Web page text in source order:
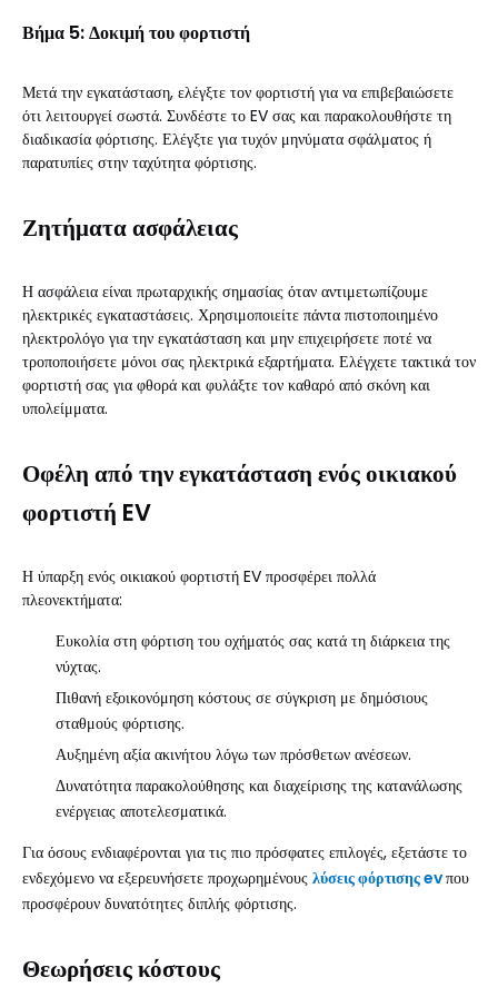
Βήμα 5: Δοκιμή του φορτιστή
Μετά την εγκατάσταση, ελέγξτε τον φορτιστή για να επιβεβαιώσετε
ότι λειτουργεί σωστά. Συνδέστε το EV σας και παρακολουθήστε τη
διαδικασία φόρτισης. Ελέγξτε για τυχόν μηνύματα σφάλματος ή
παρατυπίες στην ταχύτητα φόρτισης.
Ζητήματα ασφάλειας
Η ασφάλεια είναι πρωταρχικής σημασίας όταν αντιμετωπίζουμε
ηλεκτρικές εγκαταστάσεις. Χρησιμοποιείτε πάντα πιστοποιημένο
ηλεκτρολόγο για την εγκατάσταση και μην επιχειρήσετε ποτέ να
τροποποιήσετε μόνοι σας ηλεκτρικά εξαρτήματα. Ελέγχετε τακτικά τον
φορτιστή σας για φθορά και φυλάξτε τον καθαρό από σκόνη και
υπολείμματα.
Οφέλη από την εγκατάσταση ενός οικιακού
φορτιστή EV
Η ύπαρξη ενός οικιακού φορτιστή EV προσφέρει πολλά
πλεονεκτήματα:
Ευκολία στη φόρτιση του οχήματός σας κατά τη διάρκεια της
νύχτας.
Πιθανή εξοικονόμηση κόστους σε σύγκριση με δημόσιους
σταθμούς φόρτισης.
Αυξημένη αξία ακινήτου λόγω των πρόσθετων ανέσεων.
Δυνατότητα παρακολούθησης και διαχείρισης της κατανάλωσης
ενέργειας αποτελεσματικά.
Για όσους ενδιαφέρονται για τις πιο πρόσφατες επιλογές, εξετάστε το
ενδεχόμενο να εξερευνήσετε προχωρημένους λύσεις φόρτισης evπου
προσφέρουν δυνατότητες διπλής φόρτισης.
Θεωρήσεις κόστους